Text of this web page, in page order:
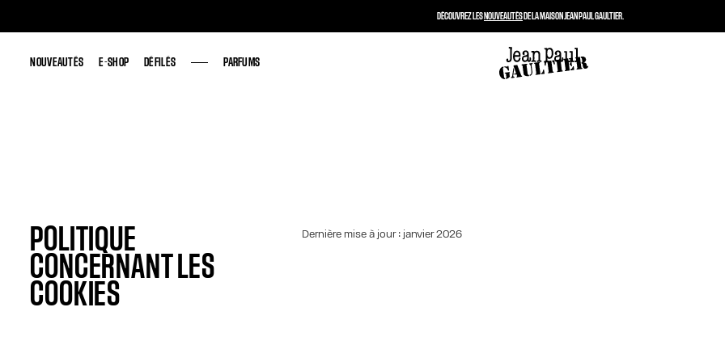
NOUVEAUTÉS E-SHOP DÉFILÉS PARFUMS
NOUVEAUTÉS E-SHOP DÉFILÉS PARFUMS
POLITIQUE
CONCERNANT LES
COOKIES
Dernière mise à jour : janvier 2026
DÉCOUVREZ LESNOUVEAUTÉSDE LA MAISON JEAN PAUL GAULTIER.